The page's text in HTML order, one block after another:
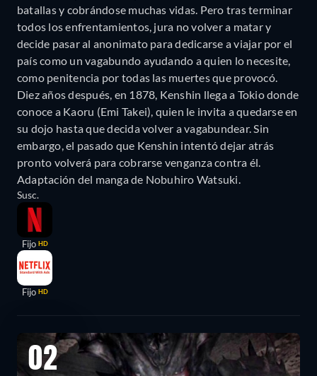
batallas y cobrándose muchas vidas. Pero tras terminar
todos los enfrentamientos, jura no volver a matar y
decide pasar al anonimato para dedicarse a viajar por el
país como un vagabundo ayudando a quien lo necesite,
como penitencia por todas las muertes que provocó.
Diez años después, en 1878, Kenshin llega a Tokio donde
conoce a Kaoru (Emi Takei), quien le invita a quedarse en
su dojo hasta que decida volver a vagabundear. Sin
embargo, el pasado que Kenshin intentó dejar atrás
pronto volverá para cobrarse venganza contra él.
Adaptación del manga de Nobuhiro Watsuki.
Susc.
Fijo HD
Fijo HD
02